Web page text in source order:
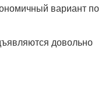
вариант по
довольно